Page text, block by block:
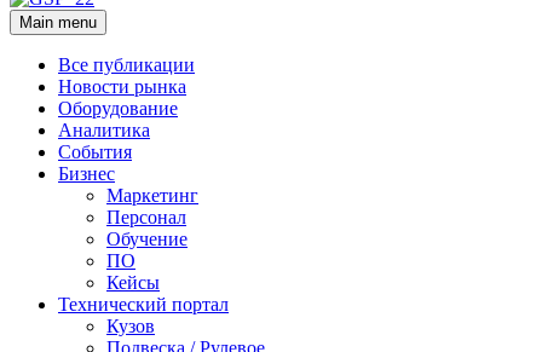
Main menu
Все публикации
Новости рынка
Оборудование
Аналитика
События
Бизнес
Маркетинг
Персонал
Обучение
ПО
Кейсы
Технический портал
Кузов
Подвеска / Рулевое